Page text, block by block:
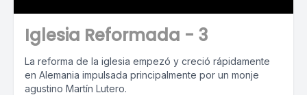
Iglesia Reformada - 3
La reforma de la iglesia empezó y creció rápidamente
en Alemania impulsada principalmente por un monje
agustino Martín Lutero.